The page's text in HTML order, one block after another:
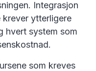
Integrasjon
ytterligere
hvert system som
som kreves